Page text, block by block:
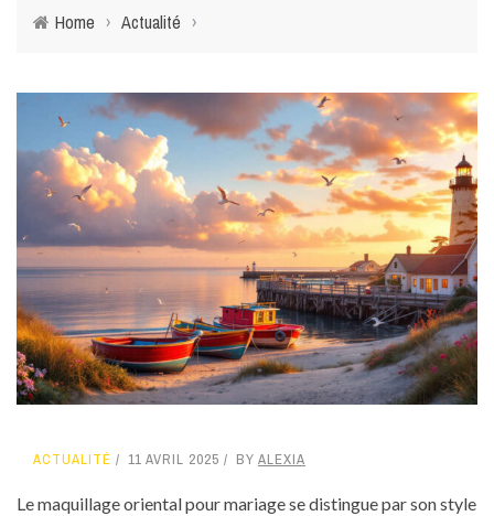
Home › Actualité ›
ACTUALITÉ 11 AVRIL 2025 BY ALEXIA
Le maquillage oriental pour mariage se distingue par son style